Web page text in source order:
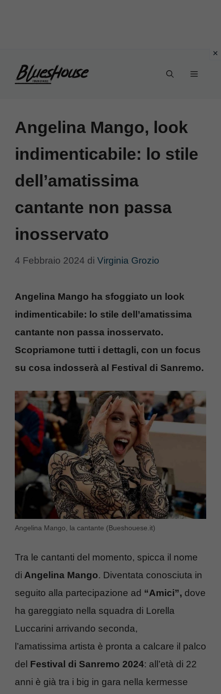
Menu
Angelina Mango, look
indimenticabile: lo stile
dell’amatissima
cantante non passa
inosservato
4 Febbraio 2024 di Virginia Grozio
Angelina Mango ha sfoggiato un look
indimenticabile: lo stile dell’amatissima
cantante non passa inosservato.
Scopriamone tutti i dettagli, con un focus
su cosa indosserà al Festival di Sanremo.
Angelina Mango, la cantante (Bueshouese.it)
Tra le cantanti del momento, spicca il nome
di Angelina Mango. Diventata conosciuta in
seguito alla partecipazione ad “Amici”, dove
ha gareggiato nella squadra di Lorella
Luccarini arrivando seconda,
l’amatissima artista è pronta a calcare il palco
del Festival di Sanremo 2024: all’età di 22
anni è già tra i big in gara nella kermesse